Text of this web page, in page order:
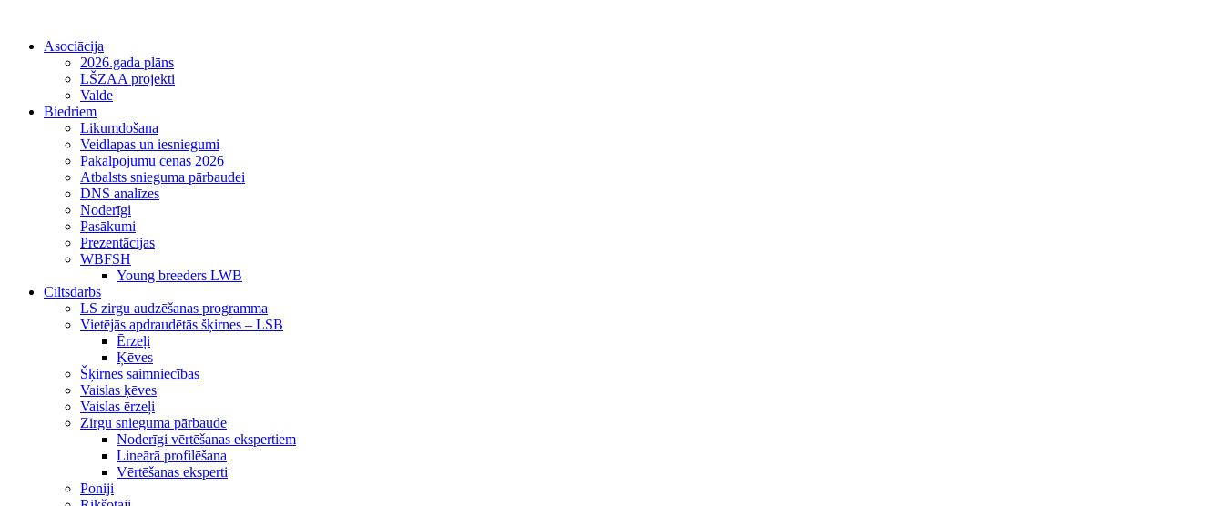
Asociācija
2026.gada plāns
LŠZAA projekti
Valde
Biedriem
Likumdošana
Veidlapas un iesniegumi
Pakalpojumu cenas 2026
Atbalsts snieguma pārbaudei
DNS analīzes
Noderīgi
Pasākumi
Prezentācijas
WBFSH
Young breeders LWB
Ciltsdarbs
LS zirgu audzēšanas programma
Vietējās apdraudētās šķirnes – LSB
Ērzeļi
Ķēves
Šķirnes saimniecības
Vaislas ķēves
Vaislas ērzeļi
Zirgu snieguma pārbaude
Noderīgi vērtēšanas ekspertiem
Lineārā profilēšana
Vērtēšanas eksperti
Poniji